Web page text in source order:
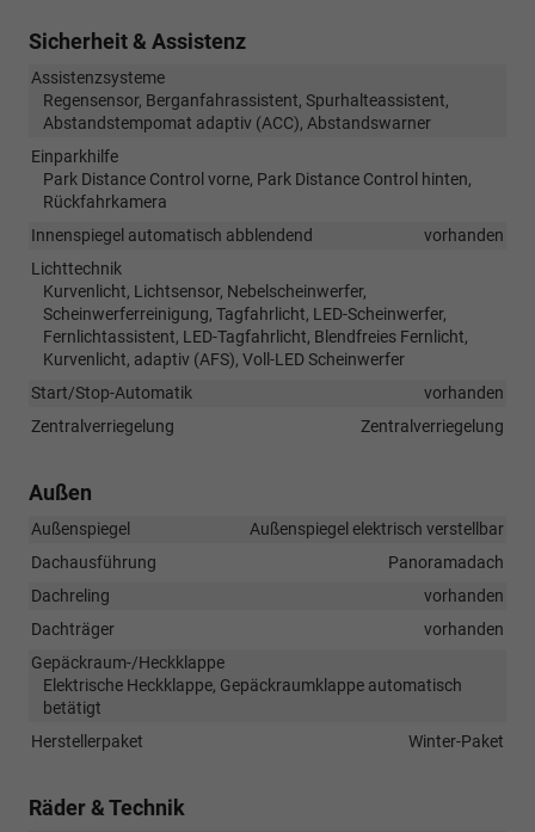
Sicherheit & Assistenz
Assistenzsysteme
Regensensor, Berganfahrassistent, Spurhalteassistent,
Abstandstempomat adaptiv (ACC), Abstandswarner
Einparkhilfe
Park Distance Control vorne, Park Distance Control hinten,
Rückfahrkamera
Innenspiegel automatisch abblendend
vorhanden
Lichttechnik
Kurvenlicht, Lichtsensor, Nebelscheinwerfer,
Scheinwerferreinigung, Tagfahrlicht, LED-Scheinwerfer,
Fernlichtassistent, LED-Tagfahrlicht, Blendfreies Fernlicht,
Kurvenlicht, adaptiv (AFS), Voll-LED Scheinwerfer
Start/Stop-Automatik
vorhanden
Zentralverriegelung
Zentralverriegelung
Außen
Außenspiegel
Außenspiegel elektrisch verstellbar
Dachausführung
Panoramadach
Dachreling
vorhanden
Dachträger
vorhanden
Gepäckraum-/Heckklappe
Elektrische Heckklappe, Gepäckraumklappe automatisch
betätigt
Herstellerpaket
Winter-Paket
Räder & Technik